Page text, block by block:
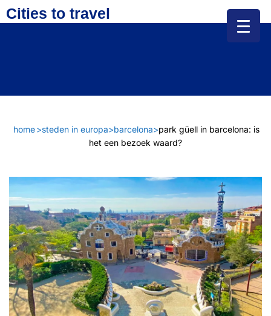
Cities to travel
home >steden in europa>barcelona>park güell in barcelona: is
het een bezoek waard?